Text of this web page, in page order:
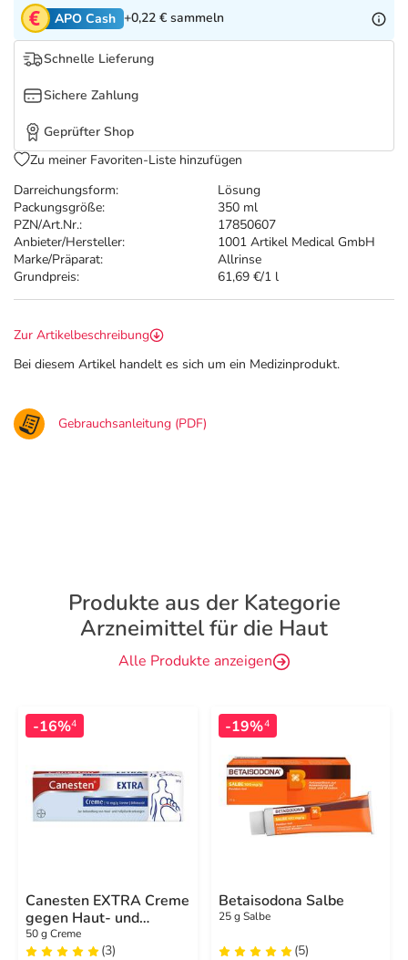
Tierapotheke
Vitamine & Mineralstoffe
Marken
Salus Deals
Darreichungsform:
Lösung
Packungsgröße:
350 ml
PZN/Art.Nr.:
17850607
Anbieter/Hersteller:
1001 Artikel Medical GmbH
Marke/Präparat:
Allrinse
Grundpreis:
61,69 €/1 l
APO Cash +0,22 € sammeln
Schnelle Lieferung
Sichere Zahlung
Geprüfter Shop
Zu meiner Favoriten-Liste hinzufügen
Zur Artikelbeschreibung
Bei diesem Artikel handelt es sich um ein Medizinprodukt.
Gebrauchsanleitung (PDF)
Produkte aus der Kategorie
Arzneimittel für die Haut
Alle Produkte anzeigen
-16%4
Canesten EXTRA Creme
gegen Haut- und
Fußpilzerkrankungen
50 g Creme
(3)
-19%4
Betaisodona Salbe
25 g Salbe
(5)